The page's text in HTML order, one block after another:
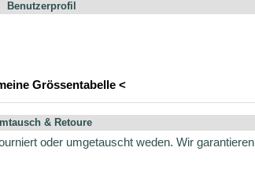
Benutzerprofil
Grössentabelle <
& Retoure
oder umgetauscht weden. Wir garantieren